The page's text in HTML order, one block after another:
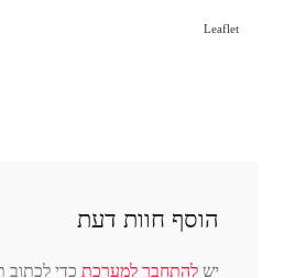
Leaflet
הוסף חוות דעת
יש להתחבר למערכת כדי לכתוב